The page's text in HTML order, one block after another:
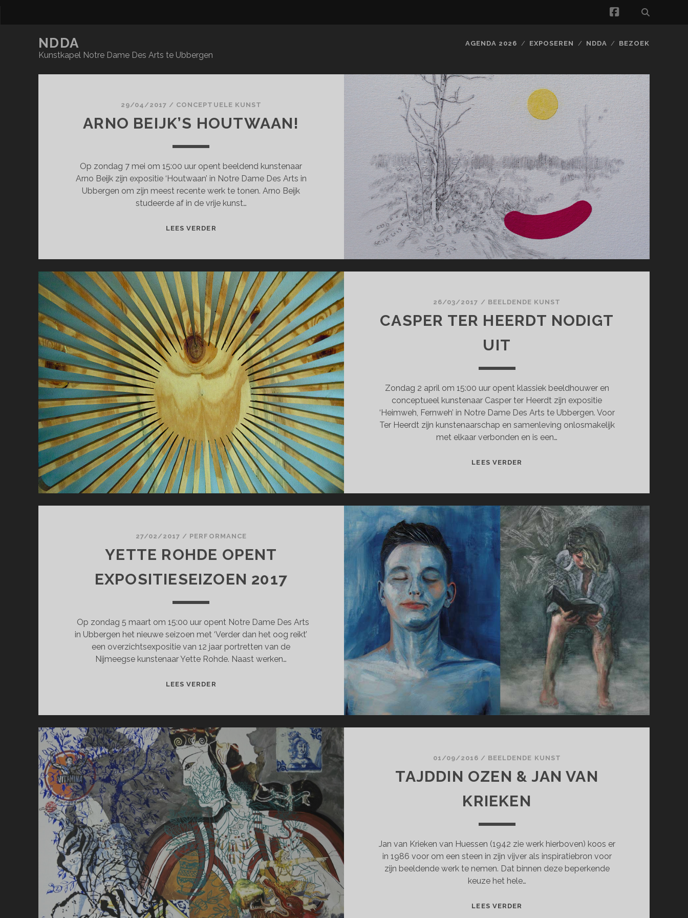
facebook
NDDA
Kunstkapel Notre Dame Des Arts te Ubbergen
AGENDA 2026 EXPOSEREN NDDA BEZOEK
29/04/2017 / CONCEPTUELE KUNST
ARNO BEIJK’S HOUTWAAN!
Op zondag 7 mei om 15:00 uur opent beeldend kunstenaar
Arno Beijk zijn expositie ‘Houtwaan’ in Notre Dame Des Arts in
Ubbergen om zijn meest recente werk te tonen. Arno Beijk
studeerde af in de vrije kunst…
LEES VERDER
26/03/2017 / BEELDENDE KUNST
CASPER TER HEERDT NODIGT
UIT
Zondag 2 april om 15:00 uur opent klassiek beeldhouwer en
conceptueel kunstenaar Casper ter Heerdt zijn expositie
‘Heimweh, Fernweh’ in Notre Dame Des Arts te Ubbergen. Voor
Ter Heerdt zijn kunstenaarschap en samenleving onlosmakelijk
met elkaar verbonden en is een…
LEES VERDER
UIT
27/02/2017 / PERFORMANCE
YETTE ROHDE OPENT
EXPOSITIESEIZOEN 2017
Op zondag 5 maart om 15:00 uur opent Notre Dame Des Arts
in Ubbergen het nieuwe seizoen met ‘Verder dan het oog reikt’
een overzichtsexpositie van 12 jaar portretten van de
Nijmeegse kunstenaar Yette Rohde. Naast werken…
LEES VERDER
2017
01/09/2016 / BEELDENDE KUNST
TAJDDIN OZEN & JAN VAN
KRIEKEN
Jan van Krieken van Huessen (1942 zie werk hierboven) koos er
in 1986 voor om een steen in zijn vijver als inspiratiebron voor
zijn beeldende werk te nemen. Dat binnen deze beperkende
keuze het hele…
LEES VERDER